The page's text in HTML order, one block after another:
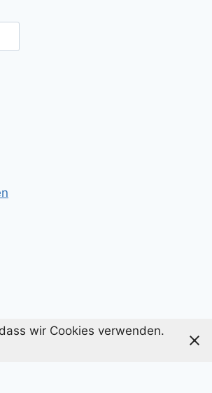
wir Cookies verwenden.